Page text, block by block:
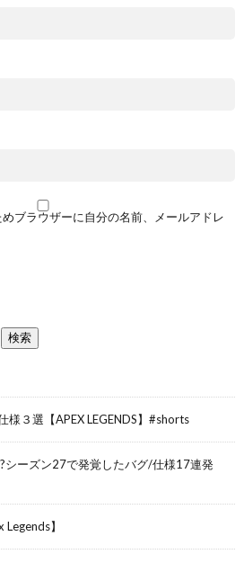
ブラウザーに自分の名前、メールアドレ
検索
様３選【APEX LEGENDS】#shorts
シーズン27で発覚したバグ/仕様17連発
】